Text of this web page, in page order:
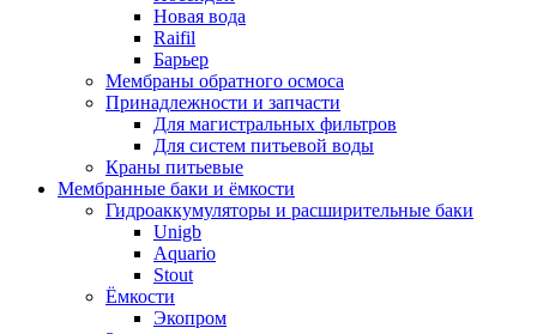
Новая вода
Raifil
Барьер
Мембраны обратного осмоса
Принадлежности и запчасти
Для магистральных фильтров
Для систем питьевой воды
Краны питьевые
Мембранные баки и ёмкости
Гидроаккумуляторы и расширительные баки
Unigb
Aquario
Stout
Ёмкости
Экопром